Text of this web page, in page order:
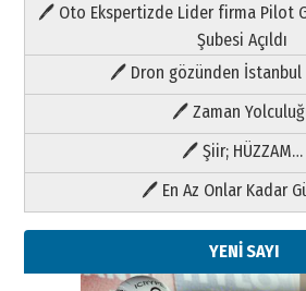
🖊 Oto Ekspertizde Lider firma Pilot
Şubesi Açıldı
🖊 Dron gözünden İstanbul
🖊 Zaman
🖊 Şiir; HÜZZAM…
🖊 En Az Onlar Kadar
YENİ SAYI